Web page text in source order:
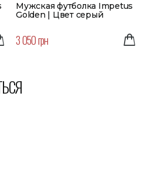
Мужская футболка Impetus
Golden | Цвет серый
3 050 грн